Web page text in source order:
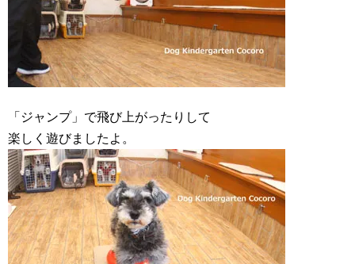
「ジャンプ」で飛び上がったりして
楽しく遊びましたよ。